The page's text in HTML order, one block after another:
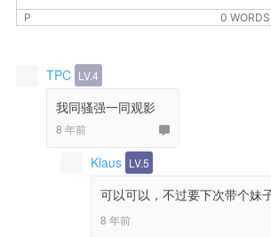
P 0 WORDS
TPC LV.4
我同骚强一同观影
8 年前
Klaus LV.5
可以可以，不过要下次带个妹
8 年前